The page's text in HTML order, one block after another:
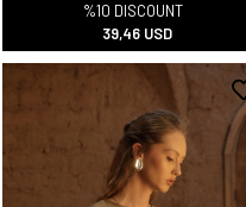
%10 DISCOUNT
39,46 USD